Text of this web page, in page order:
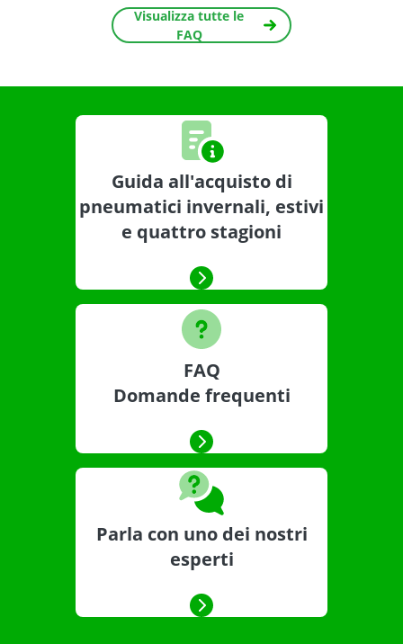
Visualizza tutte le
FAQ
Guida all'acquisto di
pneumatici invernali, estivi
e quattro stagioni
FAQ
Domande frequenti
Parla con uno dei nostri
esperti